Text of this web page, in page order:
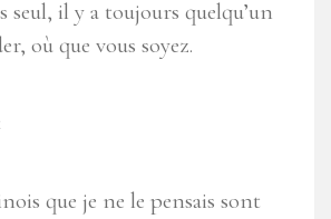
seul, il y a toujours quelqu’un
où que vous soyez.
que je ne le pensais sont